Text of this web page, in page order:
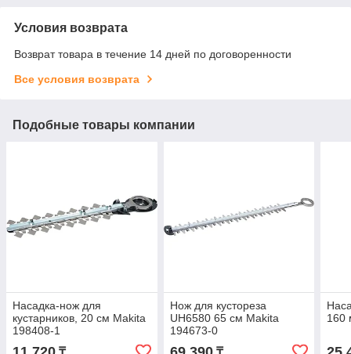
Условия возврата
Возврат товара в течение 14 дней по договоренности
Все условия возврата
Подобные товары компании
Насадка-нож для
кустарников, 20 см Makita
198408-1
Нож для кустореза
UH6580 65 см Makita
194673-0
160